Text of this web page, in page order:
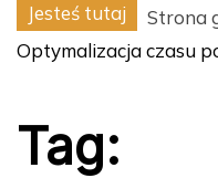
Jesteś tutaj
Strona
Optymalizacja czasu
Tag: